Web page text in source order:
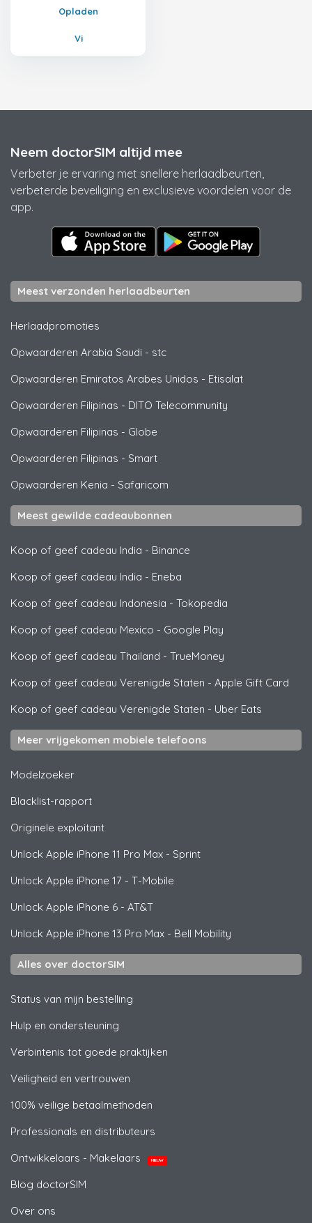
Opladen
Vi
Neem doctorSIM altijd mee
Verbeter je ervaring met snellere herlaadbeurten,
verbeterde beveiliging en exclusieve voordelen voor de
app.
Meest verzonden herlaadbeurten
Herlaadpromoties
Opwaarderen Arabia Saudi - stc
Opwaarderen Emiratos Arabes Unidos - Etisalat
Opwaarderen Filipinas - DITO Telecommunity
Opwaarderen Filipinas - Globe
Opwaarderen Filipinas - Smart
Opwaarderen Kenia - Safaricom
Meest gewilde cadeaubonnen
Koop of geef cadeau India - Binance
Koop of geef cadeau India - Eneba
Koop of geef cadeau Indonesia - Tokopedia
Koop of geef cadeau Mexico - Google Play
Koop of geef cadeau Thailand - TrueMoney
Koop of geef cadeau Verenigde Staten - Apple Gift Card
Koop of geef cadeau Verenigde Staten - Uber Eats
Meer vrijgekomen mobiele telefoons
Modelzoeker
Blacklist-rapport
Originele exploitant
Unlock Apple iPhone 11 Pro Max - Sprint
Unlock Apple iPhone 17 - T-Mobile
Unlock Apple iPhone 6 - AT&T
Unlock Apple iPhone 13 Pro Max - Bell Mobility
Alles over doctorSIM
Status van mijn bestelling
Hulp en ondersteuning
Verbintenis tot goede praktijken
Veiligheid en vertrouwen
100% veilige betaalmethoden
Professionals en distributeurs
Ontwikkelaars - Makelaars
NIEUW
Blog doctorSIM
Over ons